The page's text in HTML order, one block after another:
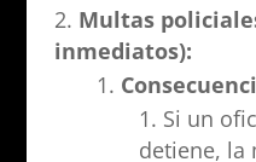
Multas
inmediatos):
Si un
detiene, la